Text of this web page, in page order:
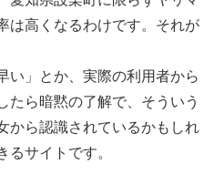
は高くなるわけです。それが
い」とか、実際の利用者から
たら暗黙の了解で、そういう
から認識されているかもしれ
るサイトです。